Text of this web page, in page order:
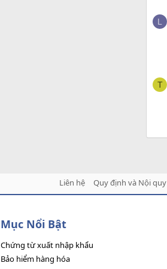
L
T
Liên hệ Quy định và Nội quy
Mục Nổi Bật
Chứng từ xuất nhập khẩu
Bảo hiểm hàng hóa